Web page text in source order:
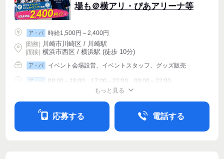
場も＠横アリ・ぴあアリーナ等
ア・パ
時給1,500円～2,400円
|勤務 川崎市川崎区 / 川崎駅
| 面接 | 横浜市西区 / 横浜駅 (徒歩 10分)
ア・パ イベント会場設営、イベントスタッフ、グッズ販売
ア・パ 09:00～18:00、17:00～22:00、09:00～22:00
もっと見る
応募する 電話する